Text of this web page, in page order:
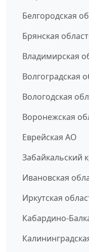
Белгородская
Брянская
Владимирская
Волгоградская
Вологодская
Воронежская
Еврейская АО
Забайкальский
Ивановская
Иркутская
Кабардино-